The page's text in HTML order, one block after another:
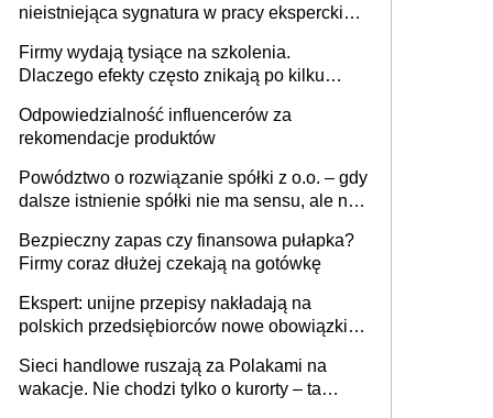
nieistniejąca sygnatura w pracy eksperckiej -
firmie
Firmy wydają tysiące na szkolenia.
Dlaczego efekty często znikają po kilku
Odpowiedzialność influencerów za
rekomendacje produktów
Powództwo o rozwiązanie spółki z o.o. – gdy
dalsze istnienie spółki nie ma sensu, ale nie
Bezpieczny zapas czy finansowa pułapka?
Firmy coraz dłużej czekają na gotówkę
Ekspert: unijne przepisy nakładają na
polskich przedsiębiorców nowe obowiązki w
Sieci handlowe ruszają za Polakami na
wakacje. Nie chodzi tylko o kurorty – ta